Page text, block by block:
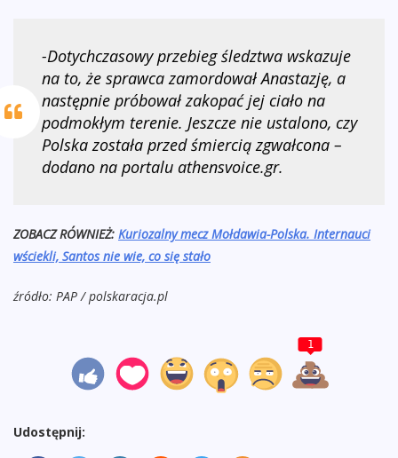
-Dotychczasowy przebieg śledztwa wskazuje
na to, że sprawca zamordował Anastazję, a
następnie próbował zakopać jej ciało na
podmokłym terenie. Jeszcze nie ustalono, czy
Polska została przed śmiercią zgwałcona –
dodano na portalu athensvoice.gr.
ZOBACZ RÓWNIEŻ: Kuriozalny mecz Mołdawia-Polska. Internauci
wściekli, Santos nie wie, co się stało
źródło: PAP / polskaracja.pl
1
Udostępnij: